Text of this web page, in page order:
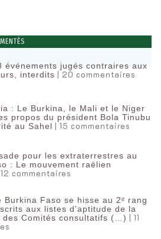
événements jugés contraires aux
interdits | 20 commentaires
: Le Burkina, le Mali et le Niger
propos du président Bola Tinubu
au Sahel | 15 commentaires
pour les extraterrestres au
: Le mouvement raëlien
commentaires
Burkina Faso se hisse au 2ᵉ rang
aux listes d’aptitude de la
des Comités consultatifs (…) | 11